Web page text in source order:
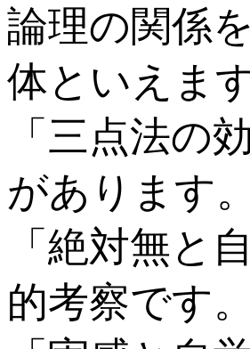
論理の関係
体といえます
「三点法の
があります。
「絶対無と
的考察です。